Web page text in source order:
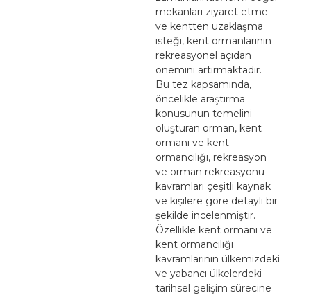
mekanları ziyaret etme
ve kentten uzaklaşma
isteği, kent ormanlarının
rekreasyonel açıdan
önemini artırmaktadır.
Bu tez kapsamında,
öncelikle araştırma
konusunun temelini
oluşturan orman, kent
ormanı ve kent
ormancılığı, rekreasyon
ve orman rekreasyonu
kavramları çeşitli kaynak
ve kişilere göre detaylı bir
şekilde incelenmiştir.
Özellikle kent ormanı ve
kent ormancılığı
kavramlarının ülkemizdeki
ve yabancı ülkelerdeki
tarihsel gelişim sürecine